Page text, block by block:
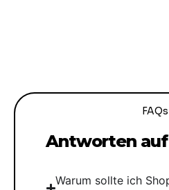
FAQs
Antworten auf
Warum sollte ich